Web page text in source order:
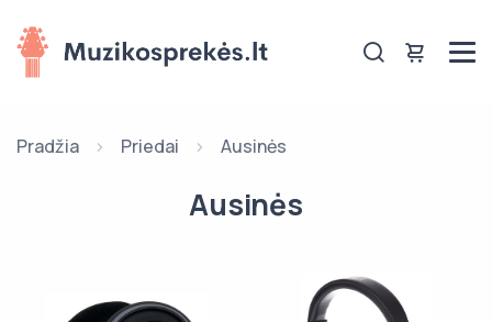
Pradžia Priedai Ausinės
Ausinės